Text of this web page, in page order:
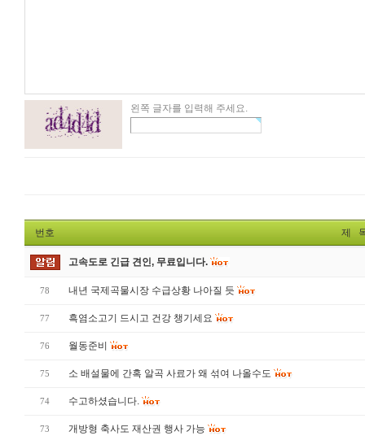
왼쪽 글자를 입력해 주세요.
번호 제
고속도로 긴급 견인, 무료입니다.
78 내년 국제곡물시장 수급상황 나아질 듯
77 흑염소고기 드시고 건강 챙기세요
76 월동준비
75 소 배설물에 간혹 알곡 사료가 왜 섞여 나올수도
74 수고하셨습니다.
73 개방형 축사도 재산권 행사 가능